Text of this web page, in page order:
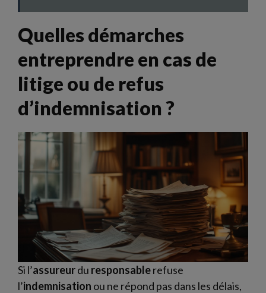
Quelles démarches
entreprendre en cas de
litige ou de refus
d’indemnisation ?
Si l’assureurdu responsablerefuse
l’indemnisation ou ne répond pas dans les délais,